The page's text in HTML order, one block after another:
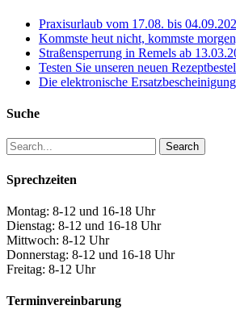
Praxisurlaub vom 17.08. bis
Kommste heut nicht, kommste
Straßensperrung in Remels ab
Testen Sie unseren neuen
Die elektronische Ersatzbescheinigung
Suche
Search
Sprechzeiten
Montag: 8-12 und 16-18 Uhr
Dienstag: 8-12 und 16-18 Uhr
Mittwoch: 8-12 Uhr
Donnerstag: 8-12 und 16-18 Uhr
Freitag: 8-12 Uhr
Terminvereinbarung